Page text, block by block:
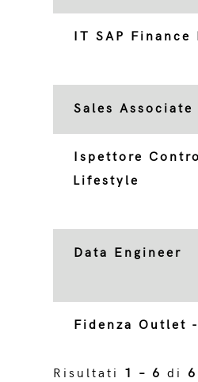
IT SAP Finance
Sales
Ispettore
Lifestyle
Data Engineer
Fidenza Outlet
Risultati 1 – 6 di 6